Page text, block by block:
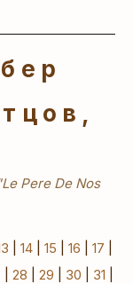
Pere De Nos
14| 15 16 17
28 29 30 31